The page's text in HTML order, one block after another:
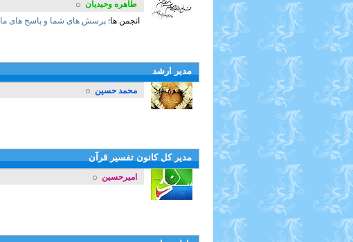
طاهره وحیدیان
انجمن ها: پرسش های شما و پاسخ های ما
مدیر ارشد
محمد حسین
مدیر کل کانون تفسیر قرآن
امیرحسین